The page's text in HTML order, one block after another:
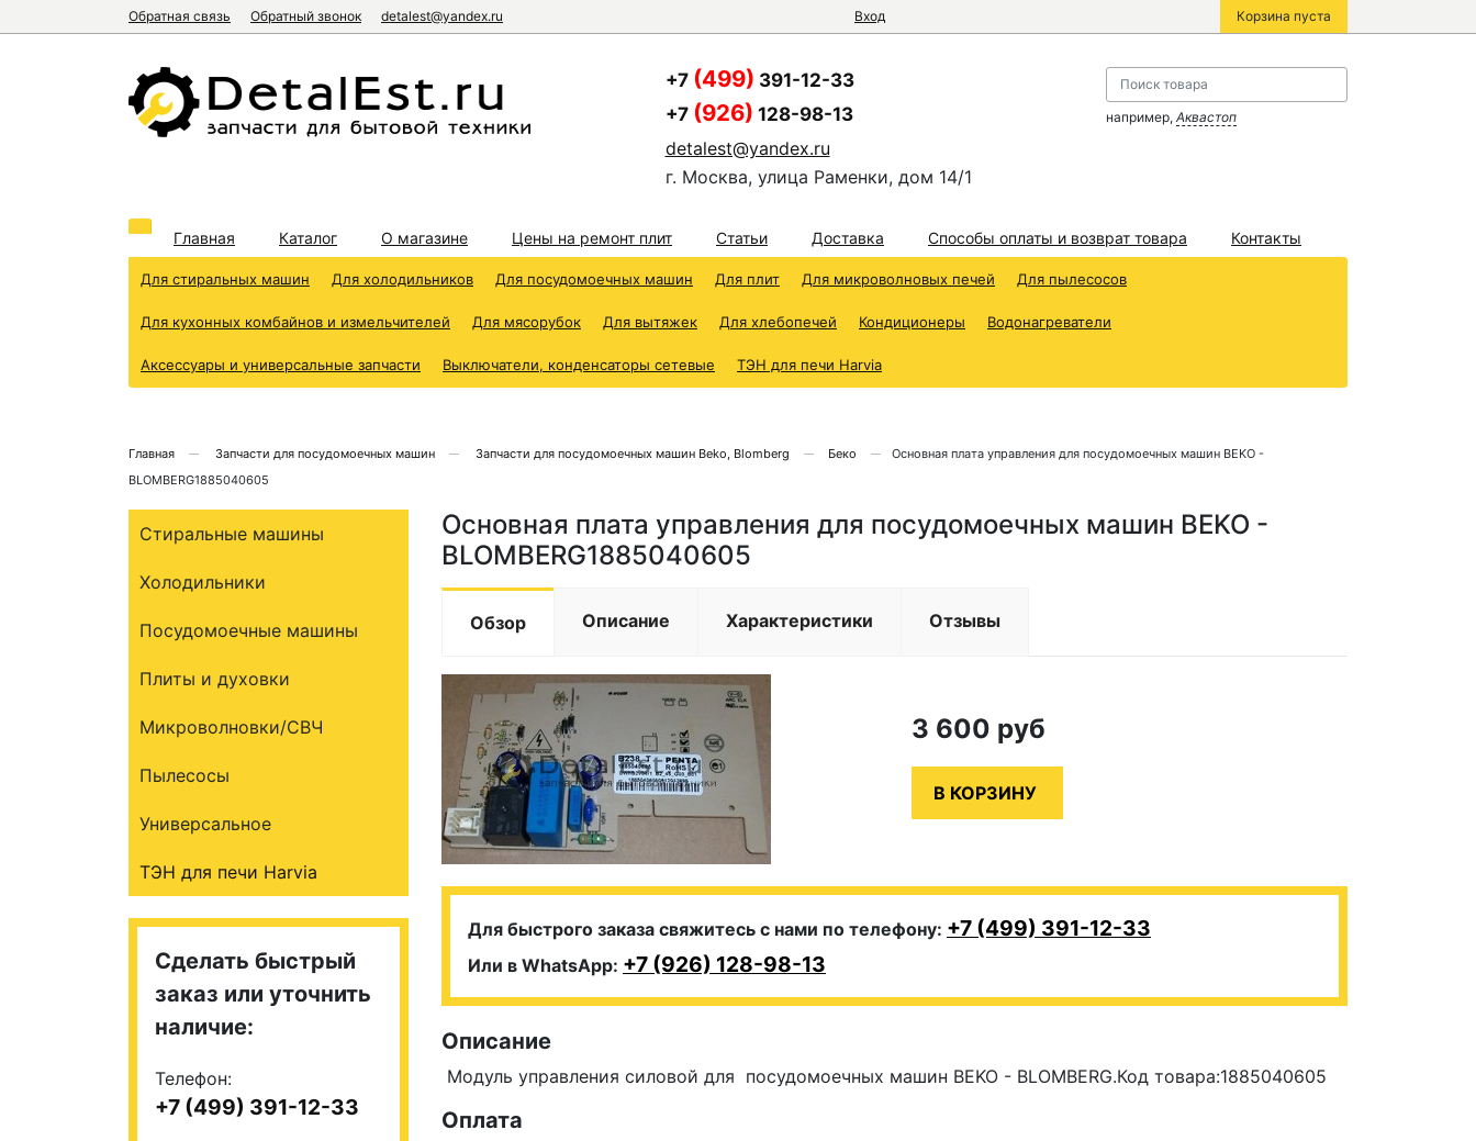
Обратная связь Обратный звонок detalest@yandex.ru Вход Корзина пуста
+7 (499) 391-12-33
+7 (926) 128-98-13
detalest@yandex.ru
г. Москва, улица Раменки, дом 14/1
например, Аквастоп
Главная Каталог О магазине Цены на ремонт плит Статьи Доставка Способы оплаты и возврат товара Контакты
Для стиральных машин Для холодильников Для посудомоечных машин Для плит Для микроволновых печей Для пылесосов
Для кухонных комбайнов и измельчителей Для мясорубок Для вытяжек Для хлебопечей Кондиционеры Водонагреватели
Аксессуары и универсальные запчасти Выключатели, конденсаторы сетевые ТЭН для печи Harvia
Главная Запчасти для посудомоечных машин Запчасти для посудомоечных машин Beko, Blomberg Беко
Основная плата управления для посудомоечных машин BEKO -
BLOMBERG1885040605
Основная плата управления для посудомоечных машин BEKO -
BLOMBERG1885040605
Обзор Описание Характеристики Отзывы
3 600 руб
Для быстрого заказа свяжитесь с нами по телефону: +7 (499) 391-12-33
Или в WhatsApp: +7 (926) 128-98-13
Описание
Модуль управления силовой для посудомоечных машин BEKO - BLOMBERG.Код товара:1885040605
Оплата
Стиральные машины
Холодильники
Посудомоечные машины
Плиты и духовки
Микроволновки/СВЧ
Пылесосы
Универсальное
ТЭН для печи Harvia
Сделать быстрый
заказ или уточнить
наличие:
Телефон:
+7 (499) 391-12-33